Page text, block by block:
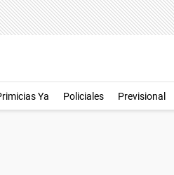
Ya Policiales Previsional